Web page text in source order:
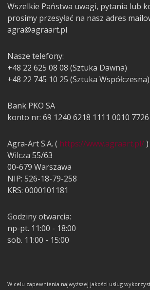
Wszelkie Państwa uwagi, pytania lub
prosimy przesyłać na nasz adres
agra@agraart.pl
Nasze telefony:
+48 22 625 08 08 (Sztuka Dawna)
+48 22 745 10 25 (Sztuka Współczesna)
Bank PKO SA
konto nr: 69 1240 6218 1111 0010 7726
Agra-Art S.A. ( https://www.agraart.pl/)
Wilcza 55/63
00-679 Warszawa
NIP: 526-18-79-258
KRS: 0000101181
Godziny otwarcia:
np-pt. 11:00 - 18:00
sob. 11:00 - 15:00
W celu zapewnienia najwyższej jakości usług